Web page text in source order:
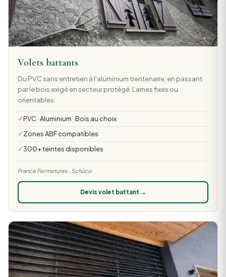
Volets battants
Du PVC sans entretien à l'aluminium trentenaire, en passant
par le bois exigé en secteur protégé. Lames fixes ou
orientables.
PVC · Aluminium · Bois au choix
Zones ABF compatibles
300+ teintes disponibles
France Fermetures · Schüco
Devis volet battant →